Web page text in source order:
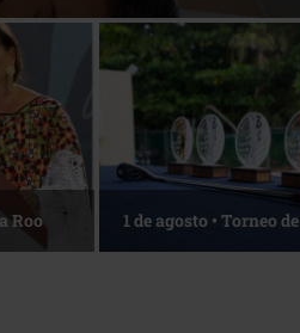
La esencia del servicio